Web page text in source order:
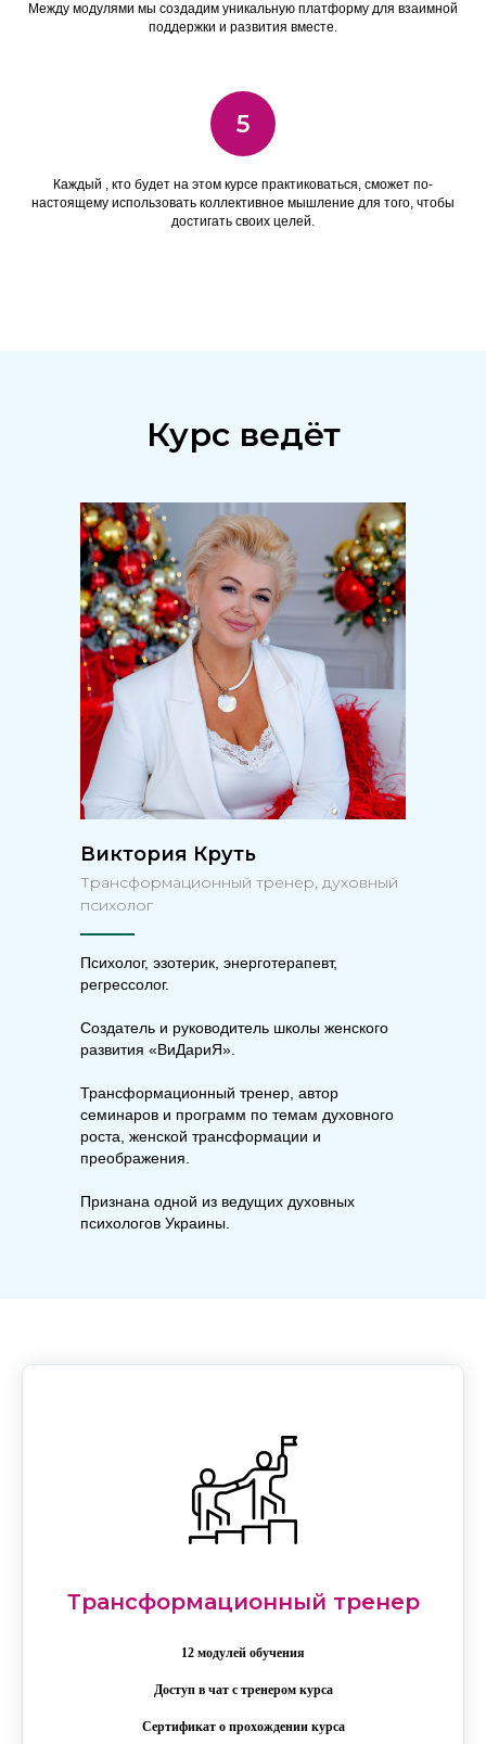
Между модулями мы создадим уникальную платформу для взаимной
поддержки и развития вместе.
5
Каждый , кто будет на этом курсе практиковаться, сможет по-
настоящему использовать коллективное мышление для того, чтобы
достигать своих целей.
Курс ведёт
Виктория Круть
Трансформационный тренер, духовный
психолог
Психолог, эзотерик, энерготерапевт,
регрессолог.
Создатель и руководитель школы женского
развития «ВиДариЯ».
Трансформационный тренер, автор
семинаров и программ по темам духовного
роста, женской трансформации и
преображения.
Признана одной из ведущих духовных
психологов Украины.
Трансформационный тренер
12 модулей обучения
Доступ в чат с тренером курса
Сертификат о прохождении курса